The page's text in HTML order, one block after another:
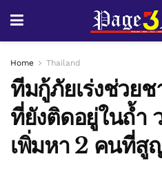
Home Thailand
ทีมกู้ภัยเร่งช่วย
ที่ยังติดอยู่ในถ้ำ
เพิ่มหา 2 คนที่สู